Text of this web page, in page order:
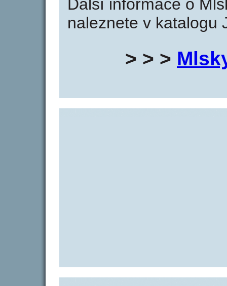
Další informace o
naleznete v katalogu
> > >